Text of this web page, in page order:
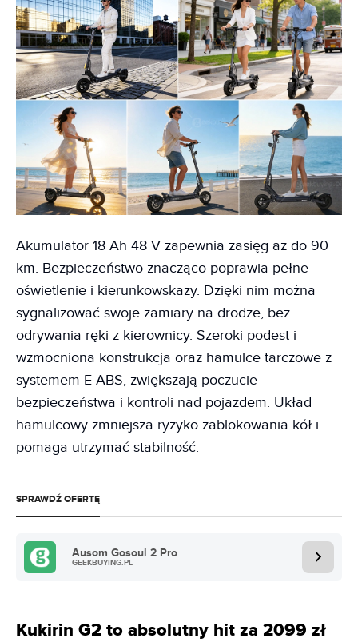
Akumulator 18 Ah 48 V zapewnia zasięg aż do 90
km. Bezpieczeństwo znacząco poprawia pełne
oświetlenie i kierunkowskazy. Dzięki nim można
sygnalizować swoje zamiary na drodze, bez
odrywania ręki z kierownicy. Szeroki podest i
wzmocniona konstrukcja oraz hamulce tarczowe z
systemem E-ABS, zwiększają poczucie
bezpieczeństwa i kontroli nad pojazdem. Układ
hamulcowy zmniejsza ryzyko zablokowania kół i
pomaga utrzymać stabilność.
SPRAWDŹ OFERTĘ
Ausom Gosoul 2 Pro
GEEKBUYING.PL
Kukirin G2 to absolutny hit za 2099 zł